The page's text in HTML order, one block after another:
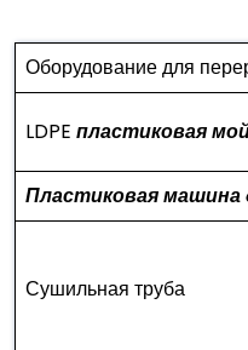
Оборудование для
LDPE пластиковая
Пластиковая машина
Сушильная труба